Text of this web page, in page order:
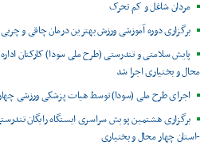
مردان شاغل و کم تحرک
برگزاری دوره آموزشی ورزش بهترین درمان چاقی و
پایش سلامتی و تندرستی (طرح ملی سودا) کارکنان
محال و بختیاری اجرا شد
اجرای طرح ملی (سودا) توسط هیات پزشکی ورزشی
برگزاری هشتمین پویش سراسری ایستگاه رایگان
-استان چهار محال و بختیاری